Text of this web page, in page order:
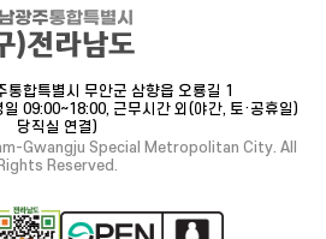
통합특별시 무안군 삼향읍 오룡길 1
09:00~18:00, 근무시간 외(야간, 토·공휴일)
당직실 연결)
Gwangju Special Metropolitan City. All
Rights Reserved.